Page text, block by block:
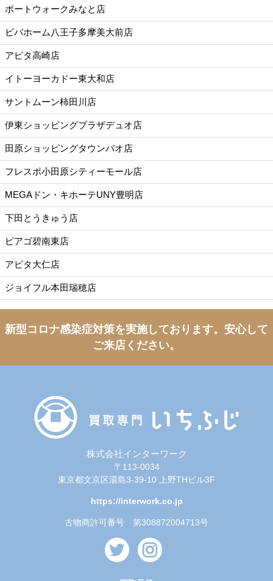
ポートウォークみなと店
ビバホーム八王子多摩美大前店
アピタ高崎店
イトーヨーカドー東大和店
サントムーン柿田川店
伊東ショッピングプラザデュオ店
田原ショッピングタウンパオ店
フレスポ小田原シティーモール店
MEGAドン・キホーテUNY豊明店
下田とうきゅう店
ピアゴ碧南東店
アピタ大仁店
ジョイフル本田瑞穂店
新型コロナ感染症対策を実施しております。 安心して
ご来店ください。
株式会社インターワーク
〒113-0034
東京都文京区湯島3-39-10 上野THビル3F
https://interwork.co.jp
古物商許可番号 第308872004713号